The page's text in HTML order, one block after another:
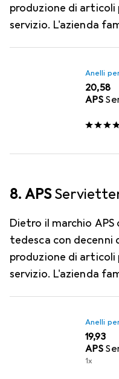
produzione di articoli
servizio. L'azienda
Anelli
EUR
20,58
APS
8. APS
Dietro il marchio
tedesca con decenni
produzione di articoli
servizio. L'azienda
Anelli
EUR
19,93
APS
1x